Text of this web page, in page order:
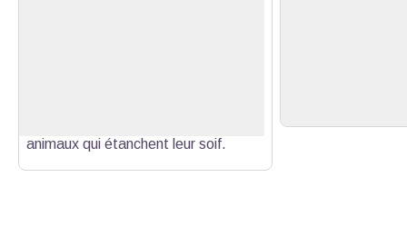
animaux qui étanchent leur soif.